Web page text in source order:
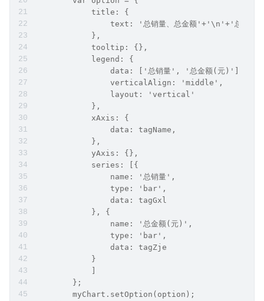
            title: {
text: '总销量、总金额'+'\n'+'总计:
            },
            tooltip: {},
            legend: {
                data: ['总销量', '总金额(元)'],
                verticalAlign: 'middle',
                layout: 'vertical'
            },
            xAxis: {
                data: tagName,
            },
            yAxis: {},
            series: [{
                name: '总销量',
                type: 'bar',
                data: tagGxl
            }, {
                name: '总金额(元)',
                type: 'bar',
                data: tagZje
            }
        };
        myChart.setOption(option);